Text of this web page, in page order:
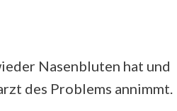
Nasenbluten hat und
des Problems annimmt.